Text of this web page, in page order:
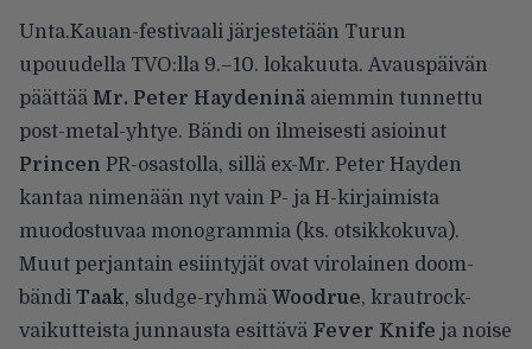
Unta.Kauan-festivaali järjestetään Turun
upouudella TVO:lla 9.–10. lokakuuta. Avauspäivän
päättää Mr. Peter Haydeninä aiemmin tunnettu
post-metal-yhtye. Bändi on ilmeisesti asioinut
Princen PR-osastolla, sillä ex-Mr. Peter Hayden
kantaa nimenään nyt vain P- ja H-kirjaimista
muodostuvaa monogrammia (ks. otsikkokuva).
Muut perjantain esiintyjät ovat virolainen doom-
bändi Taak, sludge-ryhmä Woodrue, krautrock-
vaikutteista junnausta esittävä Fever Knife ja noise